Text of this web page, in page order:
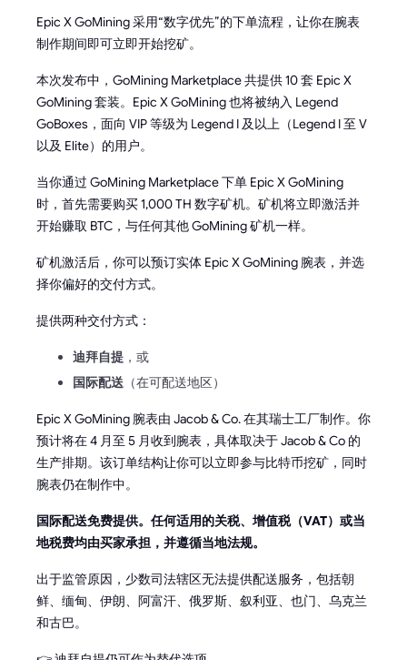
Epic X GoMining 采用“数字优先”的下单流程，让你在腕表
制作期间即可立即开始挖矿。
本次发布中，GoMining Marketplace 共提供 10 套 Epic X
GoMining 套装。Epic X GoMining 也将被纳入 Legend
GoBoxes，面向 VIP 等级为 Legend I 及以上（Legend I 至 V
以及 Elite）的用户。
当你通过 GoMining Marketplace 下单 Epic X GoMining
时，首先需要购买 1,000 TH 数字矿机。矿机将立即激活并
开始赚取 BTC，与任何其他 GoMining 矿机一样。
矿机激活后，你可以预订实体 Epic X GoMining 腕表，并选
择你偏好的交付方式。
提供两种交付方式：
迪拜自提 ，或
国际配送 （在可配送地区）
Epic X GoMining 腕表由 Jacob & Co. 在其瑞士工厂制作。你
预计将在 4 月至 5 月收到腕表，具体取决于 Jacob & Co 的
生产排期。该订单结构让你可以立即参与比特币挖矿，同时
腕表仍在制作中。
国际配送免费提供。任何适用的关税、增值税（VAT）或当
地税费均由买家承担，并遵循当地法规。
出于监管原因，少数司法辖区无法提供配送服务，包括朝
鲜、缅甸、伊朗、阿富汗、俄罗斯、叙利亚、也门、乌克兰
和古巴。